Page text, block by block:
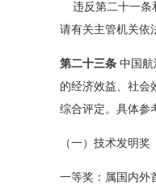
违反第二十一条
请有关主管机关依
第二十三条中国航
的经济效益、社会
综合评定。具体参
（一）技术发明奖
一等奖：属国内外